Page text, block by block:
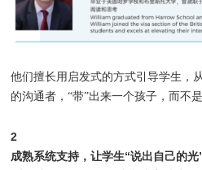
他们擅长用启发式的方式引导学生，
的沟通者，“带”出来一个孩子，而不是
2
成熟系统支持，让学生“说出自己的光